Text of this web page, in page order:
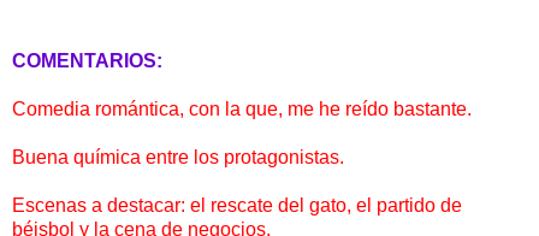
COMENTARIOS:
Comedia romántica, con la que, me he reído bastante.
Buena química entre los protagonistas.
Escenas a destacar: el rescate del gato, el partido de
béisbol y la cena de negocios.